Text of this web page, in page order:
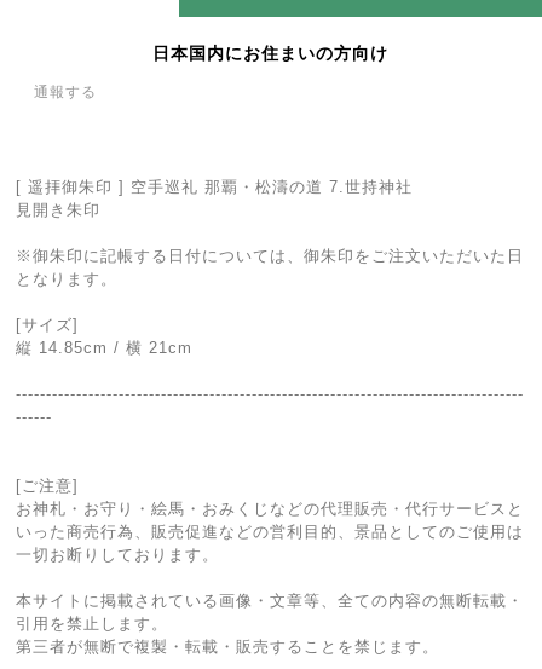
日本国内にお住まいの方向け
通報する
[ 遥拝御朱印 ] 空手巡礼 那覇・松濤の道 7.世持神社
見開き朱印
※御朱印に記帳する日付については、御朱印をご注文いただいた日
となります。
[サイズ]
縦 14.85cm / 横 21cm
------------------------------------------------------------------------------------
------
[ご注意]
お神札・お守り・絵馬・おみくじなどの代理販売・代行サービスと
いった商売行為、販売促進などの営利目的、景品としてのご使用は
一切お断りしております。
本サイトに掲載されている画像・文章等、全ての内容の無断転載・
引用を禁止します。
第三者が無断で複製・転載・販売することを禁じます。